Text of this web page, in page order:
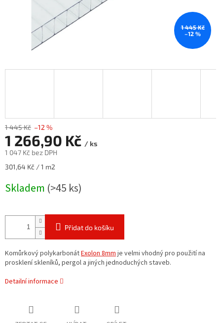
1 445 Kč
–12 %
1 445 Kč –12 %
1 266,90 Kč / ks
1 047 Kč bez DPH
Měrná
301,64 Kč / 1 m2
Skladem (>45 ks)
Přidat do košíku
Komůrkový polykarbonátExolon 8mmje velmi vhodný pro použití na
prosklení skleníků, pergol a jiných jednoduchých staveb.
Detailní informace